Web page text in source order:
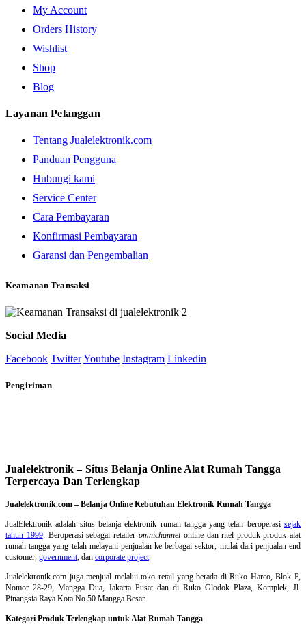
My Account
Orders History
Wishlist
Shop
Blog
Layanan Pelanggan
Tentang Jualelektronik.com
Panduan Pengguna
Hubungi kami
Service Center
Cara Pembayaran
Konfirmasi Pembayaran
Garansi dan Pengembalian
Keamanan Transaksi
Social Media
Facebook TwitterYoutube Instagram Linkedin
Pengiriman
Jualelektronik – Situs Belanja Online Alat Rumah Tangga
Terpercaya Dan Terlengkap
Jualelektronik.com – Belanja Online Kebutuhan Elektronik Rumah Tangga
JualElektronik adalah situs belanja elektronik rumah tanggayang telah beroperasisejak
tahun 1999. Beroperasi sebagai retaileromnichannel online dan ritel produk-produk alat
rumah tangga yang telah melayani penjualan ke berbagai sektor, mulai dari penjualan end
customer, government , dan corporate project
Jualelektronik.com juga menjual melalui toko retail yang berada di Ruko Harco, Blok P,
Nomor 28-29, Mangga Dua, Jakarta Pusat dan di Ruko Glodok Plaza, Komplek, Jl.
Pinangsia Raya Kota No.50 Mangga Besar.
Kategori Produk Terlengkap untuk Alat Rumah Tangga